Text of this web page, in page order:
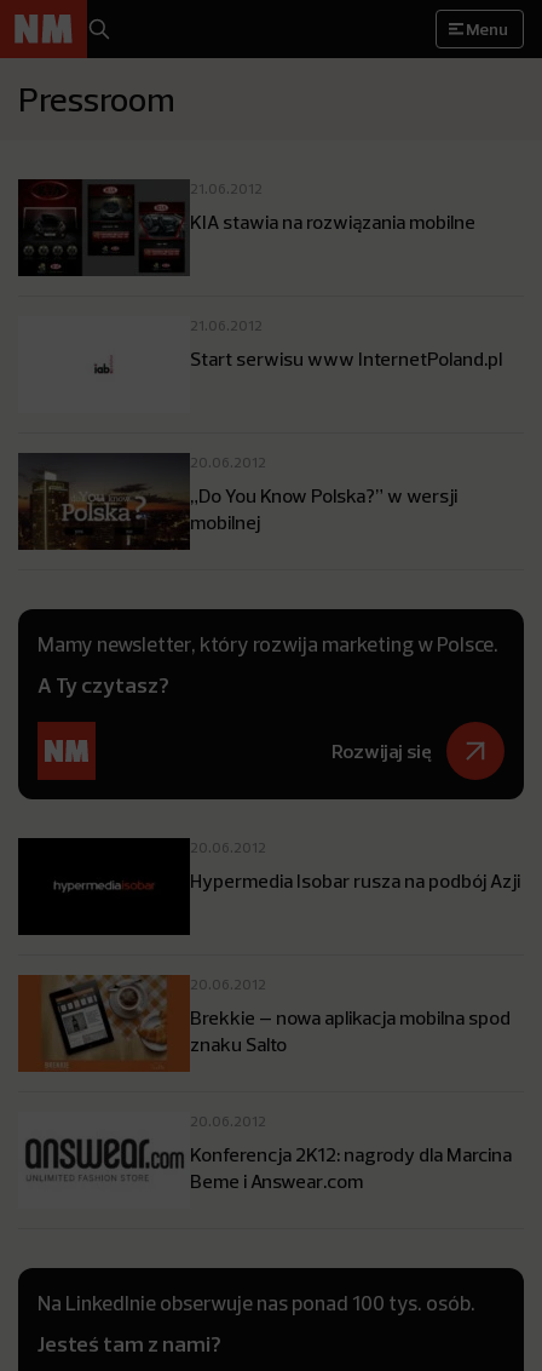
Menu
Pressroom
21.06.2012
KIA stawia na rozwiązania mobilne
21.06.2012
Start serwisu www InternetPoland.pl
20.06.2012
„Do You Know Polska?” w wersji
mobilnej
Mamy newsletter, który rozwija marketing w Polsce.
A Ty czytasz?
Rozwijaj się
20.06.2012
Hypermedia Isobar rusza na podbój Azji
20.06.2012
Brekkie – nowa aplikacja mobilna spod
znaku Salto
20.06.2012
Konferencja 2K12: nagrody dla Marcina
Beme i Answear.com
Na LinkedInie obserwuje nas ponad 100 tys. osób.
Jesteś tam z nami?